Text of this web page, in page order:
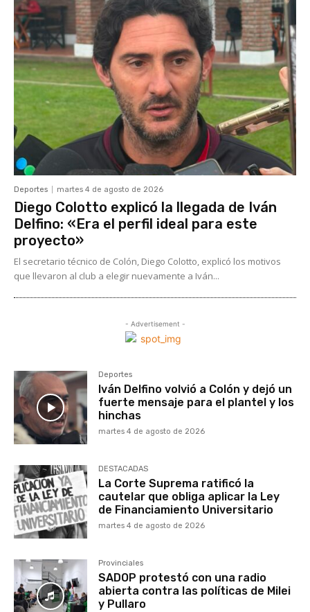
Deportes martes 4 de agosto de 2026
Diego Colotto explicó la llegada de Iván
Delfino: «Era el perfil ideal para este
proyecto»
El secretario técnico de Colón, Diego Colotto, explicó los motivos
que llevaron al club a elegir nuevamente a Iván...
- Advertisement -
Deportes
Iván Delfino volvió a Colón y dejó un
fuerte mensaje para el plantel y los
hinchas
martes 4 de agosto de 2026
DESTACADAS
La Corte Suprema ratificó la
cautelar que obliga aplicar la Ley
de Financiamiento Universitario
martes 4 de agosto de 2026
Provinciales
SADOP protestó con una radio
abierta contra las políticas de Milei
y Pullaro